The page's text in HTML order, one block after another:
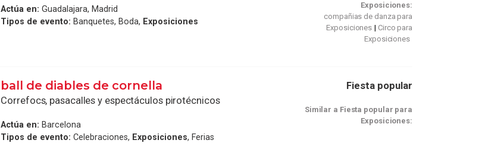
Actúa en: Guadalajara, Madrid
Tipos de evento: Banquetes, Boda, Exposiciones
Exposiciones:
compañias de danza para
Exposiciones
Circo para
Exposiciones
ball de diables de cornella
Correfocs, pasacalles y espectáculos pirotécnicos
Actúa en: Barcelona
Tipos de evento: Celebraciones, Exposiciones, Ferias
Fiesta popular
Similar a Fiesta popular para
Exposiciones: